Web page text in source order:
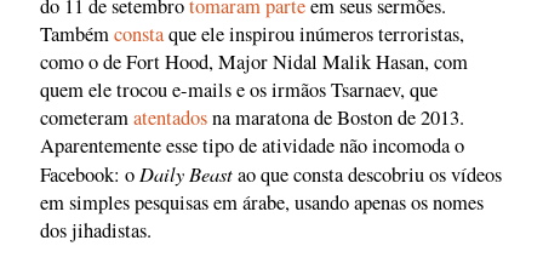
do 11 de setembrotomaram parteem seus sermões.
Tambémconstaque ele inspirou inúmeros terroristas,
como o de Fort Hood, Major Nidal Malik Hasan, com
quem ele trocou e-mails e os irmãos Tsarnaev, que
cometeramatentadosna maratona de Boston de 2013.
Aparentemente esse tipo de atividade não incomoda o
Facebook: o Daily Beastao que consta descobriu os vídeos
em simples pesquisas em árabe, usando apenas os nomes
dos jihadistas.